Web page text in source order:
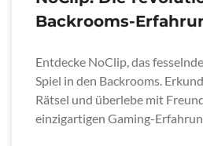
Backrooms-
Entdecke NoClip, das
Spiel in den Backrooms.
Rätsel und überlebe mit
einzigartigen Gaming-